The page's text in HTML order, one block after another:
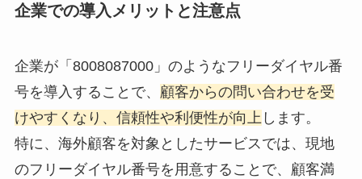
企業での導入メリットと注意点
企業が「8008087000」のようなフリーダイヤル番
号を導入することで、 顧客からの問い合わせを受
けやすくなり、信頼性や利便性が向上 します。
特に、海外顧客を対象としたサービスでは、現地
のフリーダイヤル番号を用意することで、顧客満